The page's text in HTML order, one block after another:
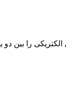
را بین